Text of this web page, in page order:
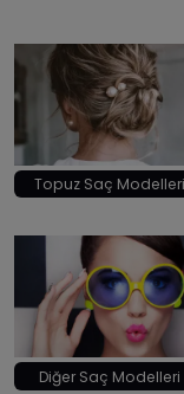
Topuz Saç Modelleri
Diğer Saç Modelleri